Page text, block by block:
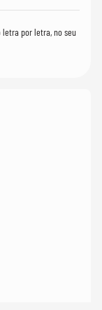
por letra, no seu